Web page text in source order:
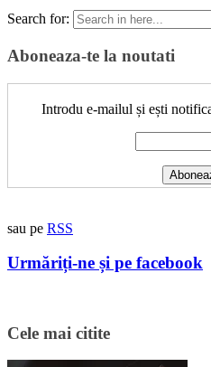
Search for:
Aboneaza-te la noutati
Introdu e-mailul și ești
sau pe RSS
Urmăriți-ne și pe facebook
Cele mai citite